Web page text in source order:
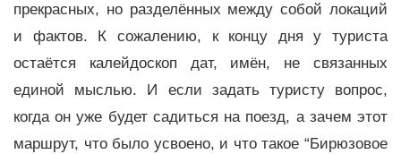
прекрасных, но разделённых между собой локаций
и фактов. К сожалению, к концу дня у туриста
остаётся калейдоскоп дат, имён, не связанных
единой мыслью. И если задать туристу вопрос,
когда он уже будет садиться на поезд, а зачем этот
маршрут, что было усвоено, и что такое “Бирюзовое